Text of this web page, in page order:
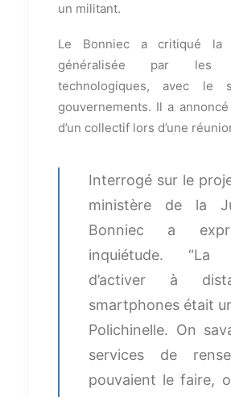
un militant.
Le Bonniec a critiqué la
généralisée par les
technologiques, avec le
gouvernements. Il a
d’un collectif lors d’une
Interrogé sur le
ministère de la
Bonniec a
inquiétude. “La
d’activer à
smartphones était
Polichinelle. On
services de
pouvaient le faire,